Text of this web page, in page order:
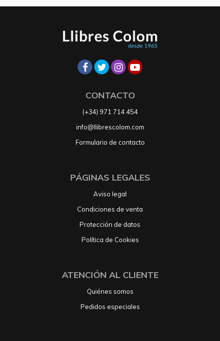
CONTACTO
(+34) 971 714 454
info@llibrescolom.com
Formulario de contacto
PÁGINAS LEGALES
Aviso legal
Condiciones de venta
Protección de datos
Política de Cookies
ATENCIÓN AL CLIENTE
Quiénes somos
Pedidos especiales